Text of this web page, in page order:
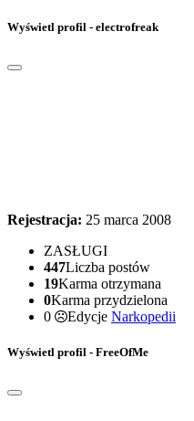
Wyświetl profil - electrofreak
Rejestracja: 25 marca 2008
ZASŁUGI
447Liczba postów
19Karma otrzymana
0Karma przydzielona
0
Edycje Narkopedii
Wyświetl profil - FreeOfMe